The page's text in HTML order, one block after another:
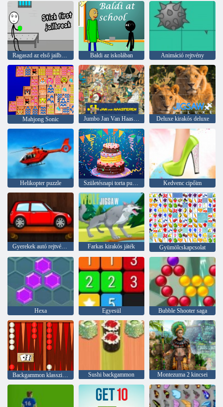
Baldi az iskolában Animáció rejtvény
Mahjong Sonic Jumbo Jan Van Haasteren Deluxe kirakós deluxe
Helikopter puzzle Születésnapi torta puzzle Kedvenc cipőim
Gyerekek autó rejtvények Farkas kirakós játék Gyümölcskapcsolat
Hexa Egyesül Bubble Shooter saga
Backgammon klasszikus Sushi backgammon Montezuma 2 kincsei